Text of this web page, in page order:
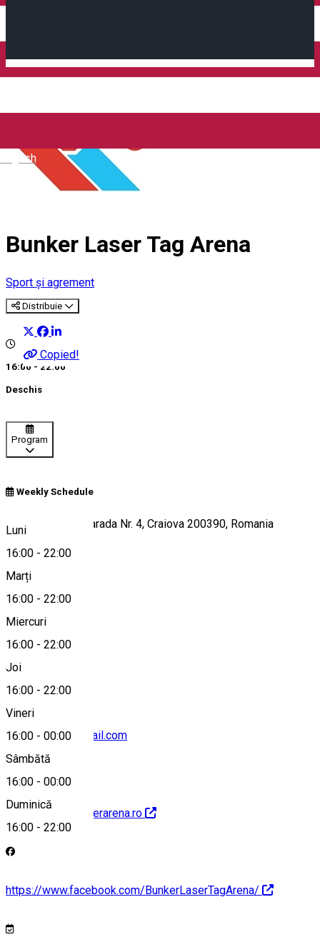
English
Bunker Laser Tag Arena
Sport și agrement
Distribuie
Copied!
16:00 - 22:00
Deschis
Program
Weekly Schedule
Luni
16:00 - 22:00
Marți
16:00 - 22:00
Miercuri
16:00 - 22:00
Joi
16:00 - 22:00
Vineri
16:00 - 00:00
Sâmbătă
16:00 - 00:00
Duminică
16:00 - 22:00
Strada Eugeniu Carada Nr. 4, Craiova 200390, Romania
Hartă
bunkerarena@gmail.com
https://www.bunkerarena.ro
https://www.facebook.com/BunkerLaserTagArena/